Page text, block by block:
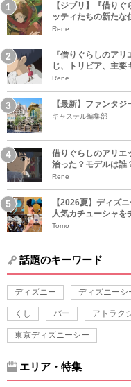
【ジブリ】『借り
ッティたちの新たな
Rene
『借りぐらしのア
じ、トリビア、主要
Rene
【最新】ファンタ
キャステル編集部
借りぐらしのアリエ
治った？モデルは誰
Rene
【2026夏】ディズ
人気カチューシャを
Tomo
話題のキーワード
ディズニー ディズニーシ
くし バー アトラク
東京ディズニーシー
エリア・特集